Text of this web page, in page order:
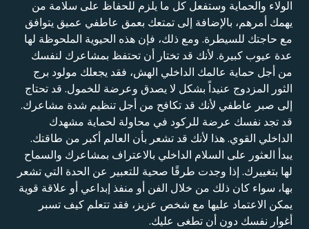
الولاء والحماية وستفعل كل ما يلزم للحفاظ على سلامة من
يهمك أمرهم، بالإضافة إلى تمتعك بعمق عاطفي عميق يتوافق
مع حاجتك للسيطرة. ومع ذلك، فإن هذه الحيوية الملحوظة لها
عدة عيوب كبيرة. لأنك قد تختار أن تحتفظ بمشاعرك لنفسك
من أجل حماية عالمك الداخلي الهش، فقد يجعلك مولود برج
الثور المزدوج عنيداً بشكل لا يصدق وعرضة للخمول. قد تحتاج
إلى صبر عاطفي لأنك قد تكافح من أجل تنظيم شدة مشاعرك.
قد تجد نفسك عرضة للركود في محاولة لحماية مشهدك
الداخلي القوي. هذا لأنك قد تشعر بأن العالم أكبر من طاقتك.
يبدأ العثور على السلام الداخلي بالاعتراف بمشاعرك والسماح
لها بتغييرك. إذا وجدت طرقًا صحية للتعبير عن الحدة التي تشعر
بها، سواء كان ذلك من خلال الفن أو منفذ إبداعي أو علاقة قوية
يمكن الاعتماد عليها مع شخص عزيز، فقد تتعلم كيف تسبر
أغوار نفسك دون أن تطغى عليك.